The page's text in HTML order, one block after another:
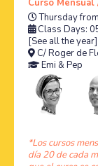
Curso Mensual
Thursday
Class Days:
[See all the year]
C/ Roger de
Emi & Pep
*Los cursos
día 20 de cada